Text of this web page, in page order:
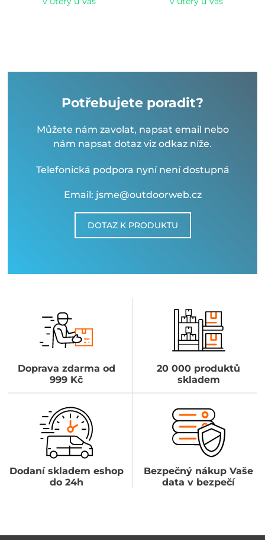
Potřebujete poradit?
Můžete nám zavolat, napsat email nebo
nám napsat dotaz viz odkaz níže.
Telefonická podpora nyní není dostupná
Email: jsme@outdoorweb.cz
DOTAZ K PRODUKTU
Doprava zdarma od
999 Kč
20 000 produktů
skladem
Dodaní skladem eshop
do 24h
Bezpečný nákup Vaše
data v bezpečí